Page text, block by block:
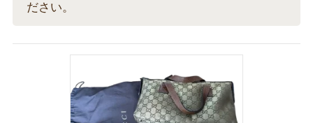
ださい。